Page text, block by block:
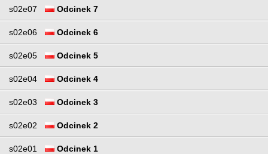
s02e07 Odcinek 7
s02e06 Odcinek 6
s02e05 Odcinek 5
s02e04 Odcinek 4
s02e03 Odcinek 3
s02e02 Odcinek 2
s02e01 Odcinek 1